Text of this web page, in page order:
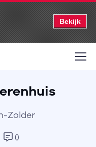
Bekijk
Zolder
0